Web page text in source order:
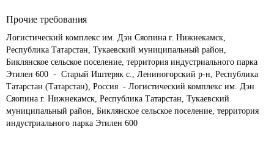
Прочие требования
Логистический комплекс им. Дэн Сяопина г. Нижнекамск,
Республика Татарстан, Тукаевский муниципальный район,
Биклянское сельское поселение, территория индустриального парка
Этилен 600  -  Старый Иштеряк с., Лениногорский р-н, Республика
Татарстан (Татарстан), Россия  - Логистический комплекс им. Дэн
Сяопина г. Нижнекамск, Республика Татарстан, Тукаевский
муниципальный район, Биклянское сельское поселение, территория
индустриального парка Этилен 600